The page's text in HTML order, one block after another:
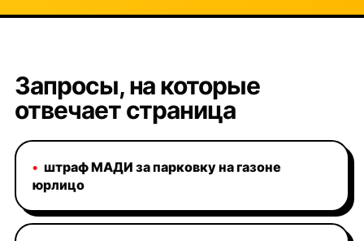
Запросы, на которые
отвечает страница
• штраф МАДИ за парковку на газоне
юрлицо